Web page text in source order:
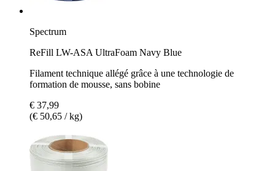
Spectrum
ReFill LW-ASA UltraFoam Navy Blue
Filament technique allégé grâce à une technologie de
formation de mousse, sans bobine
€ 37,99
(€ 50,65 / kg)